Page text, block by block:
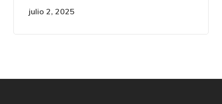
julio 2, 2025